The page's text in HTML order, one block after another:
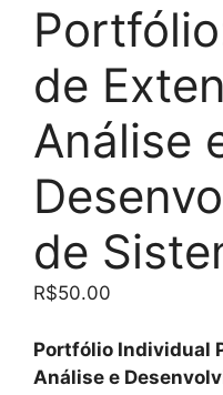
de
Análise
de
R$50.00
Portfólio Individual
Análise e